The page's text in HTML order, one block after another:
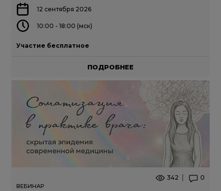
12 сентября 2026
10:00 - 18:00 (мск)
Участие бесплатное
ПОДРОБНЕЕ
342 0
ВЕБИНАР